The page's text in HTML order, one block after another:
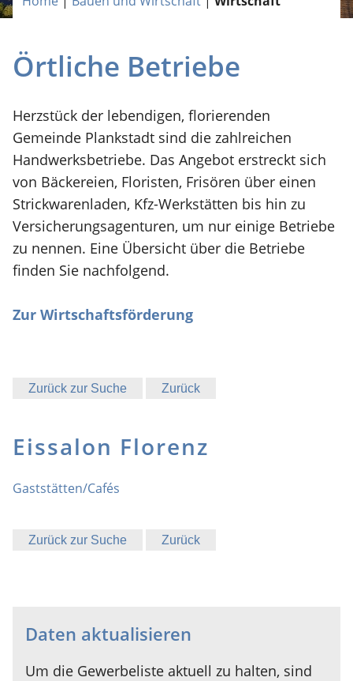
Örtliche Betriebe
Herzstück der lebendigen, florierenden
Gemeinde Plankstadt sind die zahlreichen
Handwerksbetriebe. Das Angebot erstreckt sich
von Bäckereien, Floristen, Frisören über einen
Strickwarenladen, Kfz-Werkstätten bis hin zu
Versicherungsagenturen, um nur einige Betriebe
zu nennen. Eine Übersicht über die Betriebe
finden Sie nachfolgend.
Zur Wirtschaftsförderung
Zurück zur Suche Zurück
Eissalon Florenz
Gaststätten/Cafés
Zurück zur Suche Zurück
Daten aktualisieren
Um die Gewerbeliste aktuell zu halten, sind